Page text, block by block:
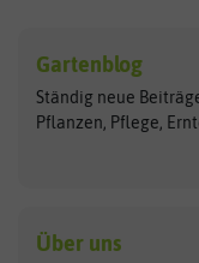
Exotische Samen
Gemüsesamen
Gründünger
Kräutersamen
Arche Noah
ASB Greenworld
Benary
Gartenblog
Ständig neue
Pflanzen, Pflege,
Über uns